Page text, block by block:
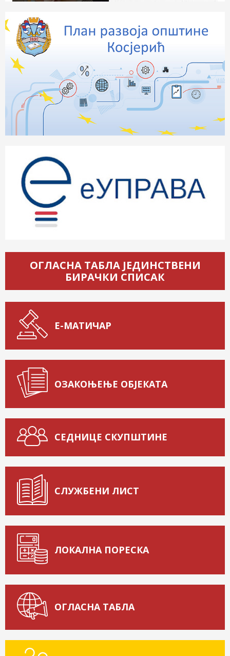
ОГЛАСНА ТАБЛА ЈЕДИНСТВЕНИ
БИРАЧКИ СПИСАК
Е-МАТИЧАР
ОЗАКОЊЕЊЕ ОБЈЕКАТА
СЕДНИЦЕ СКУПШТИНЕ
СЛУЖБЕНИ ЛИСТ
ЛОКАЛНА ПОРЕСКА
ОГЛАСНА ТАБЛА